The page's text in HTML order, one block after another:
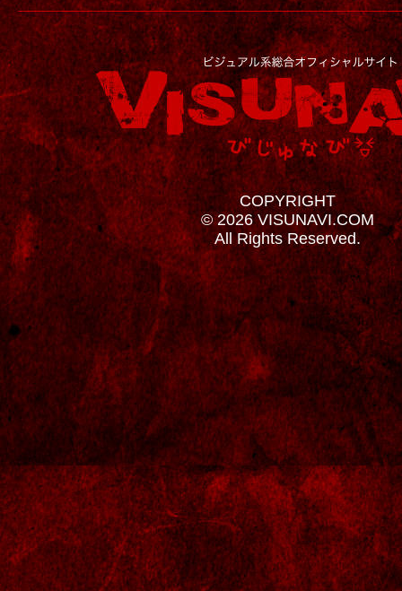
COPYRIGHT
© 2026 VISUNAVI.COM
All Rights Reserved.